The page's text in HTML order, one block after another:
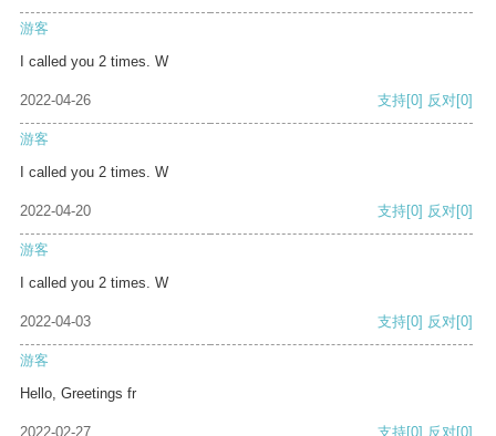
游客
I called you 2 times. W
2022-04-26 支持[0] 反对[0]
游客
I called you 2 times. W
2022-04-20 支持[0] 反对[0]
游客
I called you 2 times. W
2022-04-03 支持[0] 反对[0]
游客
Hello, Greetings fr
2022-02-27 支持[0] 反对[0]